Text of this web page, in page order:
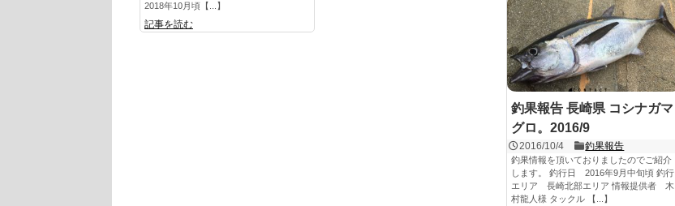
2018年10月頃【...】
記事を読む
釣果報告 長崎県 コシナガマ
グロ。2016/9
2016/10/4 釣果報告
釣果情報を頂いておりましたのでご紹介
します。 釣行日 2016年9月中旬頃 釣行
エリア 長崎北部エリア 情報提供者 木
村龍人様 タックル 【...】